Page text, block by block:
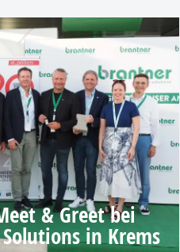
& Greet bei
in Krems